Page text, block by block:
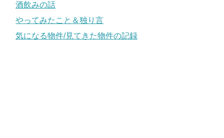
酒飲みの話
やってみたこと＆独り言
気になる物件/見てきた物件の記録